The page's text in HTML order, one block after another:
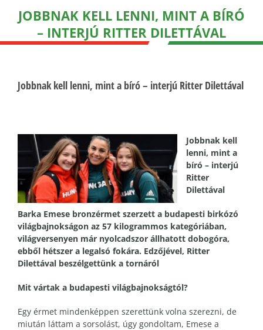
JOBBNAK KELL LENNI, MINT A BÍRÓ
– INTERJÚ RITTER DILETTÁVAL
Jobbnak kell lenni, mint a bíró – interjú Ritter Dilettával
Jobbnak kell
lenni, mint a
bíró – interjú
Ritter
Dilettával
Barka Emese bronzérmet szerzett a budapesti birkózó
világbajnokságon az 57 kilogrammos kategóriában,
világversenyen már nyolcadszor állhatott dobogóra,
ebből hétszer a legalsó fokára. Edzőjével, Ritter
Dilettával beszélgettünk a tornáról
Mit vártak a budapesti világbajnokságtól?
Egy érmet mindenképpen szerettünk volna szerezni, de
miután láttam a sorsolást, úgy gondoltam, Emese a